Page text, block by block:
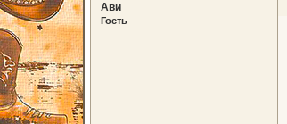
Ави
Гость